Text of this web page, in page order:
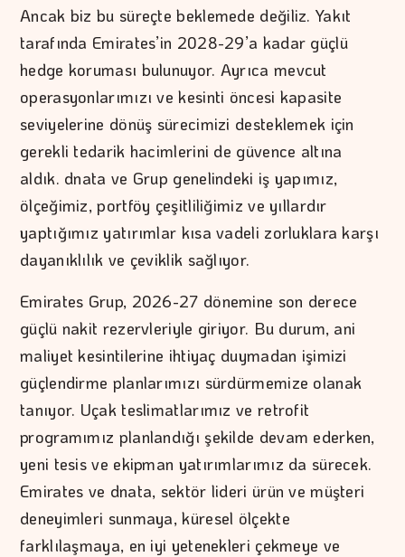
Ancak biz bu süreçte beklemede değiliz. Yakıt
tarafında Emirates’in 2028-29’a kadar güçlü
hedge koruması bulunuyor. Ayrıca mevcut
operasyonlarımızı ve kesinti öncesi kapasite
seviyelerine dönüş sürecimizi desteklemek için
gerekli tedarik hacimlerini de güvence altına
aldık. dnata ve Grup genelindeki iş yapımız,
ölçeğimiz, portföy çeşitliliğimiz ve yıllardır
yaptığımız yatırımlar kısa vadeli zorluklara karşı
dayanıklılık ve çeviklik sağlıyor.
Emirates Grup, 2026-27 dönemine son derece
güçlü nakit rezervleriyle giriyor. Bu durum, ani
maliyet kesintilerine ihtiyaç duymadan işimizi
güçlendirme planlarımızı sürdürmemize olanak
tanıyor. Uçak teslimatlarımız ve retrofit
programımız planlandığı şekilde devam ederken,
yeni tesis ve ekipman yatırımlarımız da sürecek.
Emirates ve dnata, sektör lideri ürün ve müşteri
deneyimleri sunmaya, küresel ölçekte
farklılaşmaya, en iyi yetenekleri çekmeye ve